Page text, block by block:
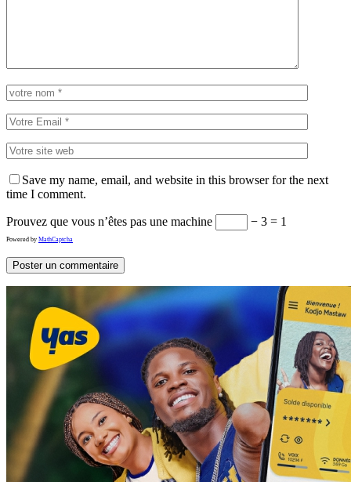
Save my name, email, and website in this browser for the next
time I comment.
Prouvez que vous n’êtes pas une machine − 3 = 1
Powered by MathCaptcha